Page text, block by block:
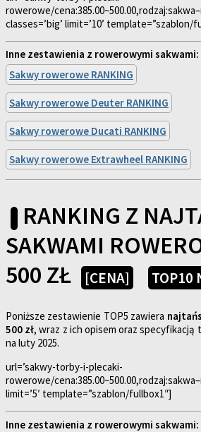
rowerowe/
classes=’big’ limit=’10’ template=”szablon/
Inne zestawienia z rowerowymi sakwami:
Sakwy rowerowe RANKING
Sakwy rowerowe Deuter RANKING
Sakwy rowerowe Ducati RANKING
Sakwy rowerowe Extrawheel RANKING
RANKING Z
SAKWAMI
500 ZŁ
[CENA] TOP10
Poniższe zestawienie TOP5 zawiera
500 zł, wraz z ich opisem oraz specyfikacją
na luty 2025.
url=’sakwy-torby-i-plecaki-
rowerowe/
limit=’5′ template=”szablon/fullbox1″]
Inne zestawienia z rowerowymi sakwami: